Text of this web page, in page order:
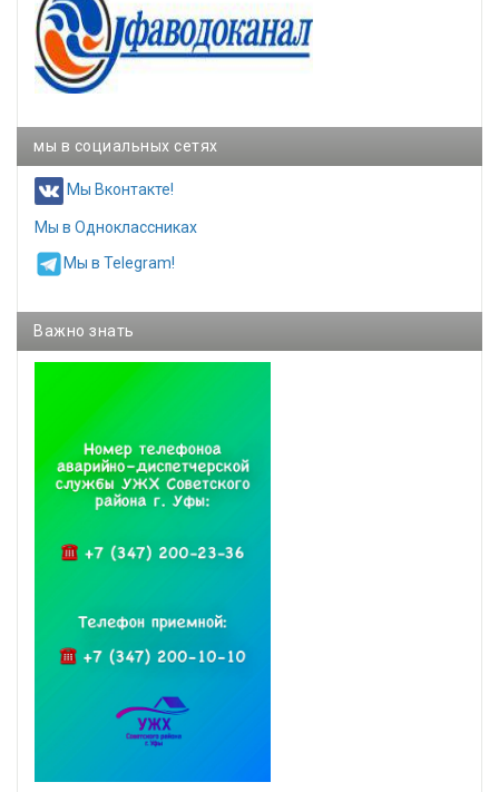
мы в социальных сетях
Мы Вконтакте!
Мы в Одноклассниках
Мы в Telegram!
Важно знать